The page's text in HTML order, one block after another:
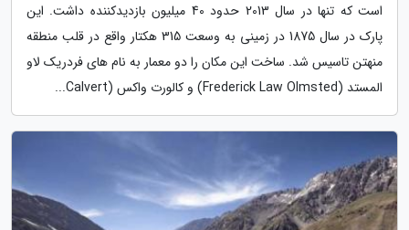
است که تنها در سال 2013 حدود 40 میلیون بازدیدکننده داشت. این
پارک در سال 1875 در زمینی به وسعت 315 هکتار واقع در قلب منطقه
منهتن تاسیس شد. ساخت این مکان را دو معمار به نام های فردریک لاو
المستد (Frederick Law Olmsted) و کالورت واکس (Calvert...